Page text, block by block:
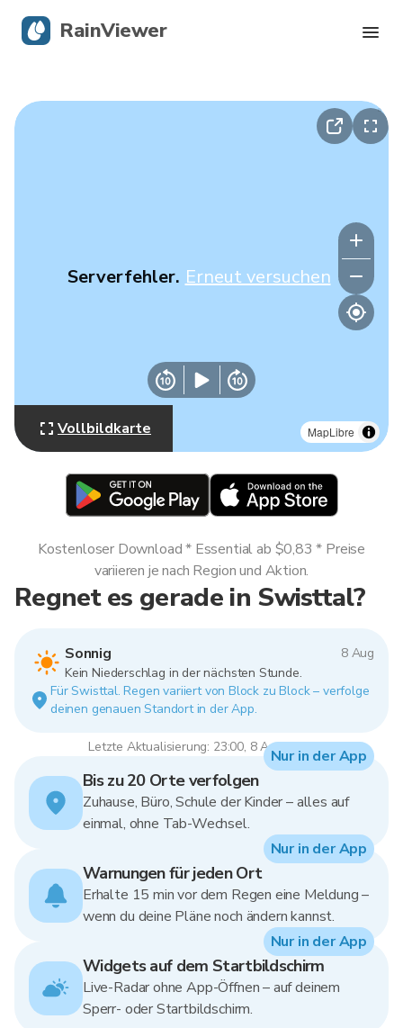
MapLibre
Serverfehler. Erneut versuchen
Vollbildkarte
Regnet es gerade in Swisttal?
Sonnig
8 Aug
Kein Niederschlag in der nächsten Stunde.
Für Swisttal. Regen variiert von Block zu Block – verfolge
deinen genauen Standort in der App.
Letzte Aktualisierung: 23:00, 8 Aug 2026
Kostenloser Download * Essential ab $0,83 * Preise
variieren je nach Region und Aktion.
Bis zu 20 Orte verfolgen
Zuhause, Büro, Schule der Kinder – alles auf
einmal, ohne Tab-Wechsel.
Nur in der App
Warnungen für jeden Ort
Erhalte 15 min vor dem Regen eine Meldung –
wenn du deine Pläne noch ändern kannst.
Nur in der App
Widgets auf dem Startbildschirm
Live-Radar ohne App-Öffnen – auf deinem
Sperr- oder Startbildschirm.
Nur in der App
RainViewer